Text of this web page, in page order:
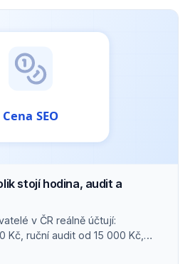
stojí hodina, audit a
v ČR reálně účtují:
Kč, ruční audit od 15 000 Kč,
10 000 Kč/měs.